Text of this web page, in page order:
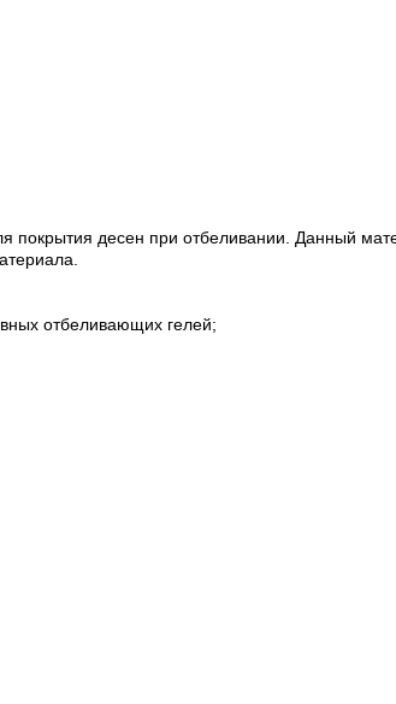
десен при отбеливании. Данный
отбеливающих гелей;